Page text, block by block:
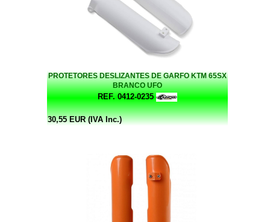
PROTETORES DESLIZANTES DE GARFO KTM 65SX
BRANCO UFO
REF. 0412-0235
30,55 EUR (IVA Inc.)